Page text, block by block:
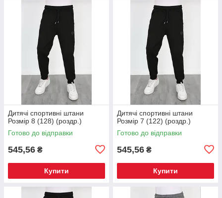
Дитячі спортивні штани
Розмір 8 (128) (роздр.)
Готово до відправки
545,56 ₴
Купити
Дитячі спортивні штани
Розмір 7 (122) (роздр.)
Готово до відправки
545,56 ₴
Купити